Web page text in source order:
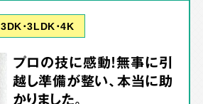
3DK･3LDK･4K
プロの技に感動！無事に引
越し準備が整い、本当に助
かりました。